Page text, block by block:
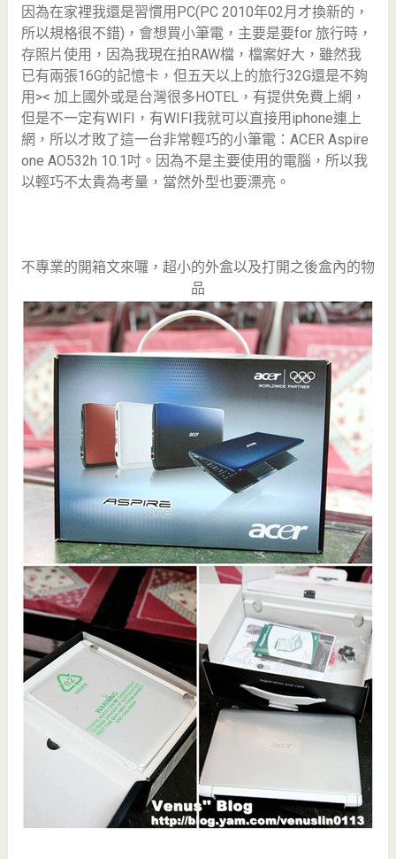
因為在家裡我還是習慣用PC(PC 2010年02月才換新的，
所以規格很不錯)，會想買小筆電，主要是要for 旅行時，
存照片使用，因為我現在拍RAW檔，檔案好大，雖然我
已有兩張16G的記憶卡，但五天以上的旅行32G還是不夠
用>< 加上國外或是台灣很多HOTEL，有提供免費上網，
但是不一定有WIFI，有WIFI我就可以直接用iphone連上
網，所以才敗了這一台非常輕巧的小筆電：ACER Aspire
one AO532h 10.1吋。因為不是主要使用的電腦，所以我
以輕巧不太貴為考量，當然外型也要漂亮。
不專業的開箱文來囉，超小的外盒以及打開之後盒內的物
品